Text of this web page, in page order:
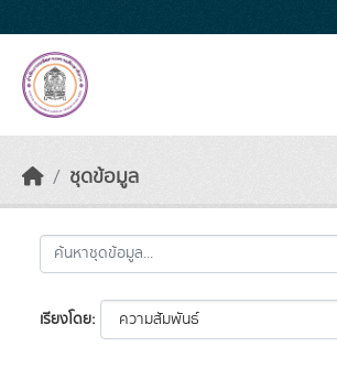
ชุดข้อมูล
เรียงโดย